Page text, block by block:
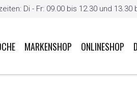
Di - Fr: 09.00 bis 12.30 und
MARKENSHOP ONLINESHOP